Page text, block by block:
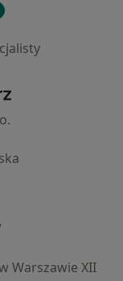
Strona główna
Warszawie XII